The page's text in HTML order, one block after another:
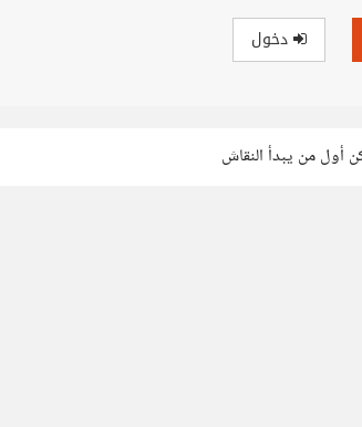
دخول
أول من يبدأ النقاش